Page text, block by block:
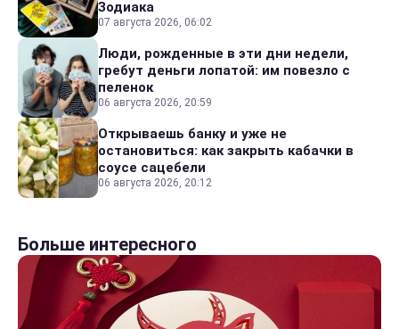
Зодиака
07 августа 2026, 06:02
Люди, рожденные в эти дни недели,
гребут деньги лопатой: им повезло с
пеленок
06 августа 2026, 20:59
Открываешь банку и уже не
остановиться: как закрыть кабачки в
соусе сацебели
06 августа 2026, 20:12
Больше интересного